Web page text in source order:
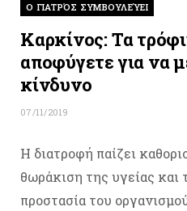
O ΓΙΑΤΡΌΣ ΣΥΜΒΟΥΛΕΎΕΙ
Καρκίνος: Τα
αποφύγετε για να
κίνδυνο
07/11/2019
Η διατροφή παίζει
θωράκιση της υγείας και
προστασία του